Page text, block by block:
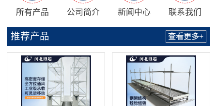
所有产品 公司简介 新闻中心 联系我们
推荐产品 查看更多+